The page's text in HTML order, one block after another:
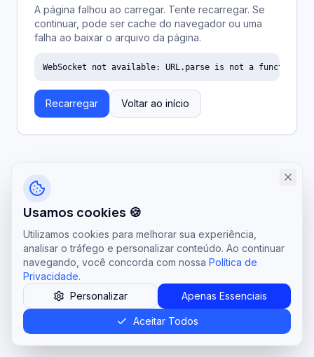
A página falhou ao carregar. Tente recarregar. Se
continuar, pode ser cache do navegador ou uma
falha ao baixar o arquivo da página.
WebSocket not available: URL.parse is not a function
Recarregar Voltar ao início
Usamos cookies 🍪
Utilizamos cookies para melhorar sua experiência,
analisar o tráfego e personalizar conteúdo. Ao continuar
navegando, você concorda com nossa Política de
Privacidade.
Personalizar
Apenas Essenciais
Aceitar Todos